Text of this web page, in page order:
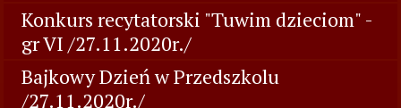
Konkurs recytatorski "Tuwim dzieciom" -
gr VI /27.11.2020r./
Bajkowy Dzień w Przedszkolu
/27.11.2020r./